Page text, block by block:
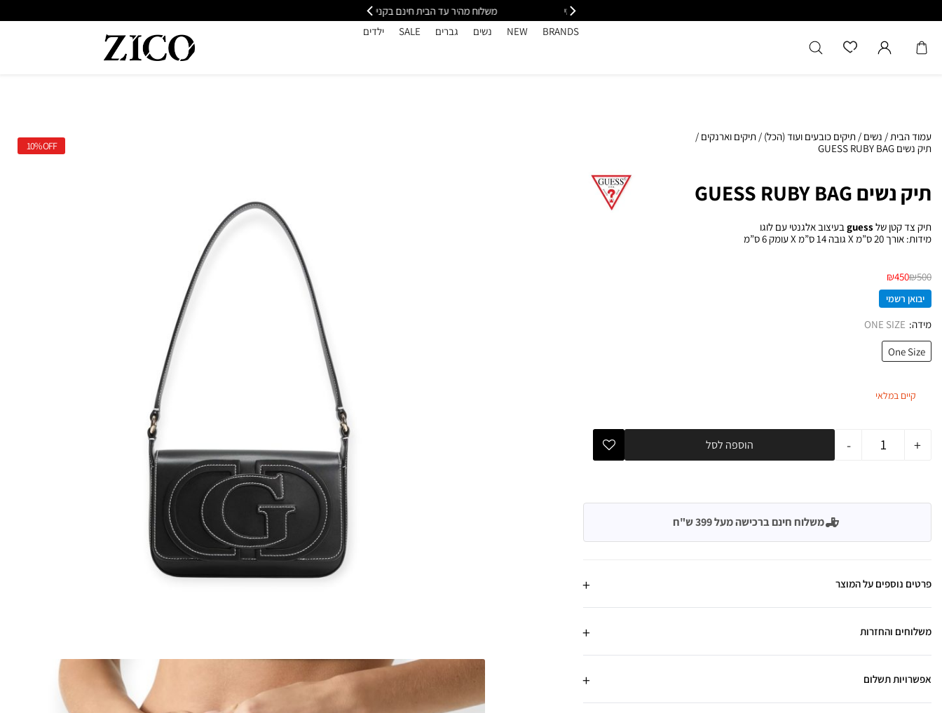
משלוח מהיר עד הבית חינם בקנייה מעל 399
BRANDS
NEW נשים גברים SALE ילדים
10%OFF
עמוד הבית/ נשים / תיקים כובעים ועוד (הכל) / תיקים וארנקים /
תיק נשים GUESS RUBY BAG
תיק נשים GUESS RUBY BAG
תיק צד קטן שלguessבעיצוב אלגנטי עם לוגו
מידות: אורך 20 ס”מ X גובה 14 ס”מ X עומק 6 ס”מ
₪500
₪450
יבואן רשמי
מידה ONE SIZE
One Size
קיים במלאי
- + הוספה לסל
משלוח חינם ברכישה מעל 399 ש"ח
פרטים נוספים על המוצר
משלוחים והחזרות
אפשרויות תשלום